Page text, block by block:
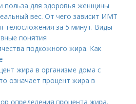
польза для здоровья женщины
вес. От чего зависит ИМТ
телосложения за 5 минут. Виды
понятия
подкожного жира. Как
жира в организме дома с
означает процент жира в
определения процента жира.